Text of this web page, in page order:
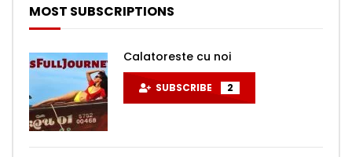
MOST SUBSCRIPTIONS
Calatoreste cu noi
SUBSCRIBE 2